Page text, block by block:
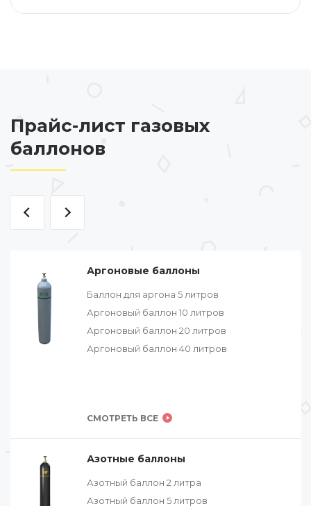
Прайс-лист газовых
баллонов
Аргоновые баллоны
Баллон для аргона 5 литров
Аргоновый баллон 10 литров
Аргоновый баллон 20 литров
Аргоновый баллон 40 литров
СМОТРЕТЬ ВСЕ
Азотные баллоны
Азотный баллон 2 литра
Азотный баллон 5 литров